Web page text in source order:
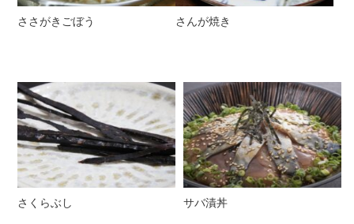
ささがきごぼう さんが焼き
さくらぶし サバ漬丼